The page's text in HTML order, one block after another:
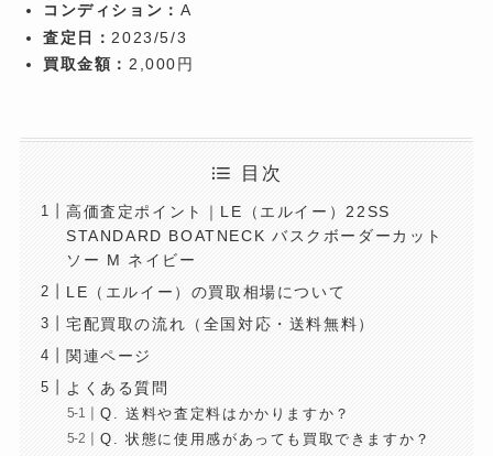
コンディション： A
査定日： 2023/5/3
買取金額： 2,000円
目次
高価査定ポイント｜LE（エルイー）22SS
STANDARD BOATNECK バスクボーダーカット
ソー M ネイビー
LE（エルイー）の買取相場について
宅配買取の流れ（全国対応・送料無料）
関連ページ
よくある質問
Q. 送料や査定料はかかりますか？
Q. 状態に使用感があっても買取できますか？